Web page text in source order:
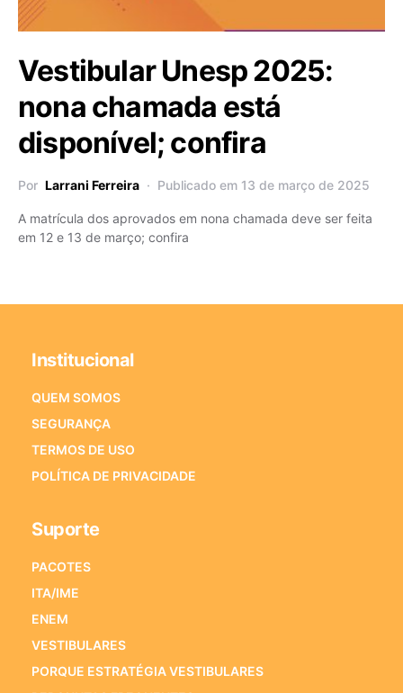
Vestibular Unesp 2025:
nona chamada está
disponível; confira
Por Larrani Ferreira Publicado em 13 de março de 2025
A matrícula dos aprovados em nona chamada deve ser feita
em 12 e 13 de março; confira
Institucional
QUEM SOMOS
SEGURANÇA
TERMOS DE USO
POLÍTICA DE PRIVACIDADE
Suporte
PACOTES
ITA/IME
ENEM
VESTIBULARES
PORQUE ESTRATÉGIA VESTIBULARES